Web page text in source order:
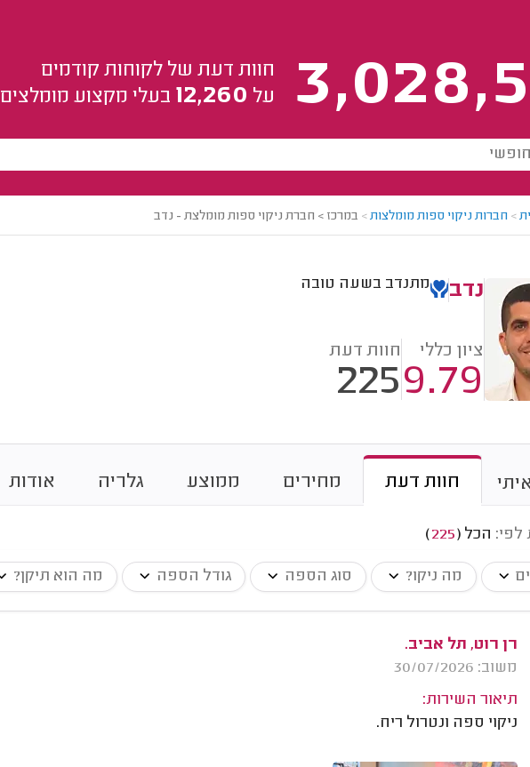
חוות דעת של לקוחות קודמים
על 12,260 בעלי מקצוע מומלצים
> חברות ניקוי ספות מומלצות> במרכז > חברת ניקוי ספות מומלצת - נדב
נדב מתנדב בשעה טובה
ציון כללי
9.79
חוות דעת
225
חוות דעת מחירים ממוצע גלריה אודות
לפי: הכל (
225
)
מה ניקו? סוג הספה גודל הספה מה הוא תיקן?
רן רוט, תל אביב.
משוב: 30/07/2026
תיאור השירות:
ניקוי ספה ונטרול ריח.